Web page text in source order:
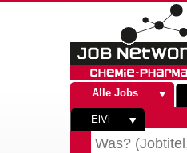
Alle Jobs
ElVi